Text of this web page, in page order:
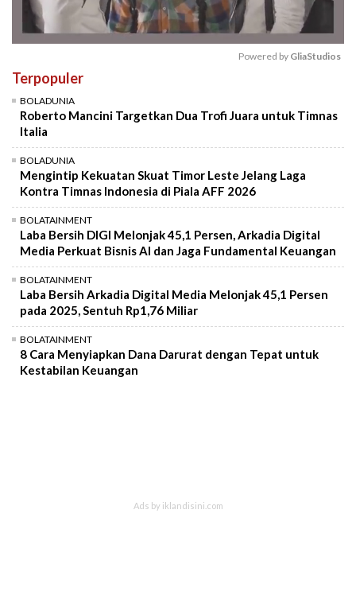
Powered by GliaStudios
Terpopuler
BOLADUNIA
Roberto Mancini Targetkan Dua Trofi Juara untuk Timnas
Italia
BOLADUNIA
Mengintip Kekuatan Skuat Timor Leste Jelang Laga
Kontra Timnas Indonesia di Piala AFF 2026
BOLATAINMENT
Laba Bersih DIGI Melonjak 45,1 Persen, Arkadia Digital
Media Perkuat Bisnis AI dan Jaga Fundamental Keuangan
BOLATAINMENT
Laba Bersih Arkadia Digital Media Melonjak 45,1 Persen
pada 2025, Sentuh Rp1,76 Miliar
BOLATAINMENT
8 Cara Menyiapkan Dana Darurat dengan Tepat untuk
Kestabilan Keuangan